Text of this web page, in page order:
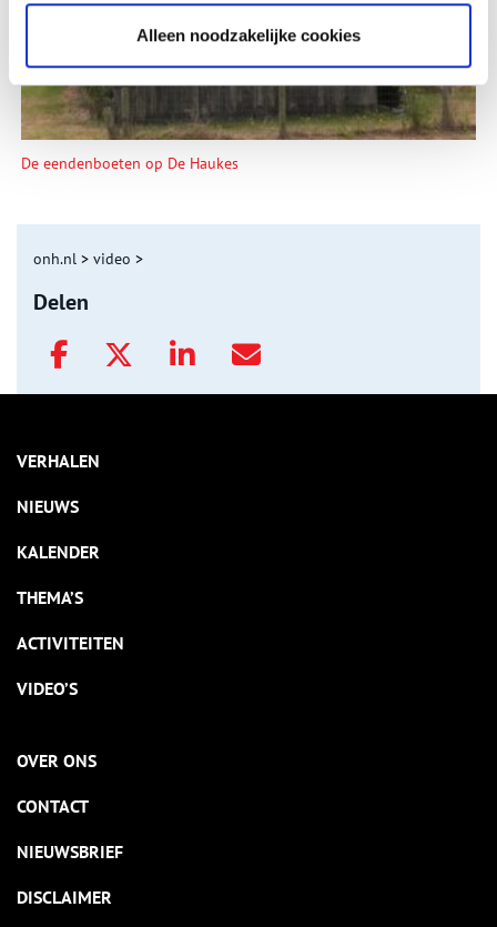
Alleen noodzakelijke cookies
De eendenboeten op De Haukes
onh.nl > video >
Delen
VERHALEN
NIEUWS
KALENDER
THEMA’S
ACTIVITEITEN
VIDEO’S
OVER ONS
CONTACT
NIEUWSBRIEF
DISCLAIMER